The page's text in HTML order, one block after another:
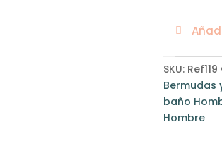
SKU: Ref119
Bermudas
baño
Hombre